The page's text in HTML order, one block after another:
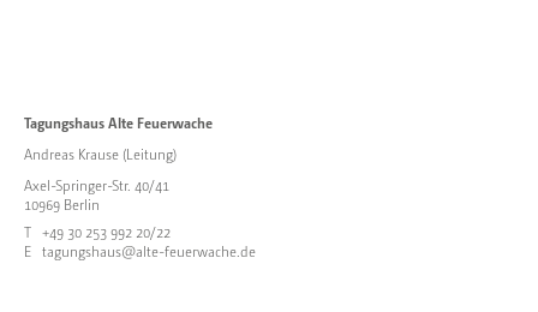
Tagungshaus Alte Feuerwache
Andreas Krause (Leitung)
Axel-Springer-Str. 40/41
10969 Berlin
T +49 30 253 992 20/22
E tagungshaus@alte-feuerwache.de